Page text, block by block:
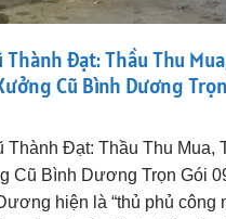
Thành Đạt: Thầu Thu
Cũ Bình Dương
Thành Đạt: Thầu Thu Mua,
Cũ Bình Dương Trọn Gói
hiện là “thủ phủ công